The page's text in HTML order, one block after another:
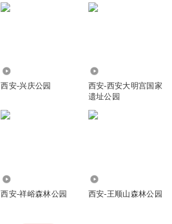
西安-兴庆公园
西安-西安大明宫国家
遗址公园
西安-祥峪森林公园 西安-王顺山森林公园